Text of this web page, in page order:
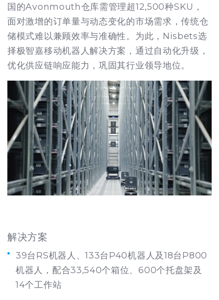
国的Avonmouth仓库需管理超12,500种SKU，
面对激增的订单量与动态变化的市场需求，传统仓
储模式难以兼顾效率与准确性。为此，Nisbets选
择极智嘉移动机器人解决方案，通过自动化升级，
优化供应链响应能力，巩固其行业领导地位。
解决方案
39台RS机器人、133台P40机器人及18台P800
机器人，配合33,540个箱位、600个托盘架及
14个工作站